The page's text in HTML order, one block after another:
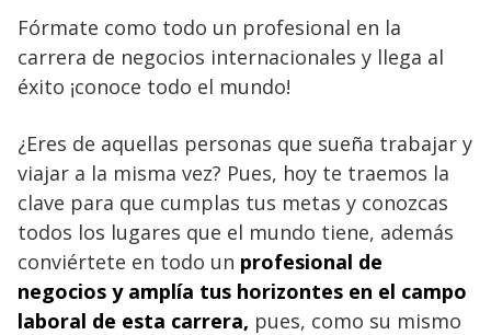
Fórmate como todo un profesional en la
carrera de negocios internacionales y llega al
éxito ¡conoce todo el mundo!
¿Eres de aquellas personas que sueña trabajar y
viajar a la misma vez? Pues, hoy te traemos la
clave para que cumplas tus metas y conozcas
todos los lugares que el mundo tiene, además
conviértete en todo un profesional de
negocios y amplía tus horizontes en el campo
laboral de esta carrera, pues, como su mismo